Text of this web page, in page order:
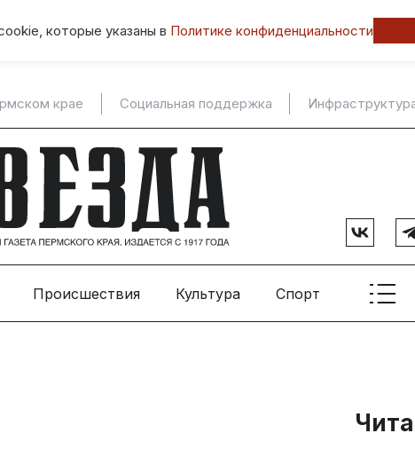
которые указаны в Политике конфиденциальности
крае Социальная поддержка
Происшествия Культура Спорт